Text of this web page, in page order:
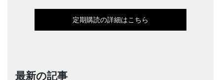
定期購読の詳細はこちら
最新の記事